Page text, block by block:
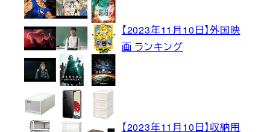
【2023年11月10日】外国映
画 ランキング
【2023年11月10日】収納用